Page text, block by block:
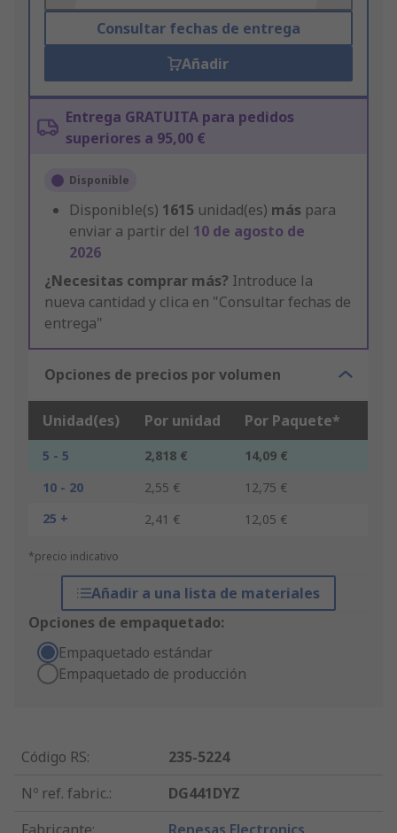
Consultar fechas de entrega
Añadir
Entrega GRATUITA para pedidos
superiores a 95,00 €
Disponible
Disponible(s) 1615 unidad(es) más para
enviar a partir del 10 de agosto de
2026
¿Necesitas comprar más? Introduce la
nueva cantidad y clica en "Consultar fechas de
entrega"
Opciones de precios por volumen
Unidad(es) Por unidad Por Paquete*
5 - 5 2,818 €
14,09 €
10 - 20
2,55 €
12,75 €
25 +
2,41 € 12,05 €
*precio indicativo
Añadir a una lista de materiales
Opciones de empaquetado:
Empaquetado estándar
Empaquetado de producción
Código RS:
235-5224
Nº ref. fabric.:
DG441DYZ